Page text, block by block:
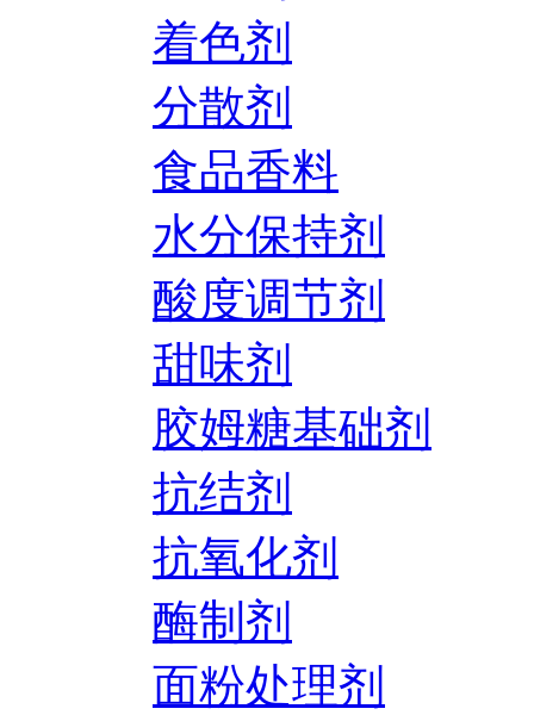
着色剂
分散剂
食品香料
水分保持剂
酸度调节剂
甜味剂
胶姆糖基础剂
抗结剂
抗氧化剂
酶制剂
面粉处理剂